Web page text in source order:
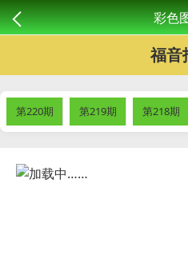
彩色
福音
第220期 第219期 第218期